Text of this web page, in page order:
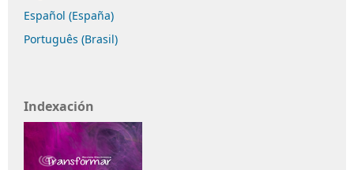
Español (España)
Português (Brasil)
Indexación